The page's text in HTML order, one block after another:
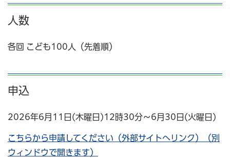
人数
各回 こども100人（先着順）
申込
2026年6月11日(木曜日)12時30分～6月30日(火曜日)
こちらから申請してください（外部サイトへリンク）（別
ウィンドウで開きます）